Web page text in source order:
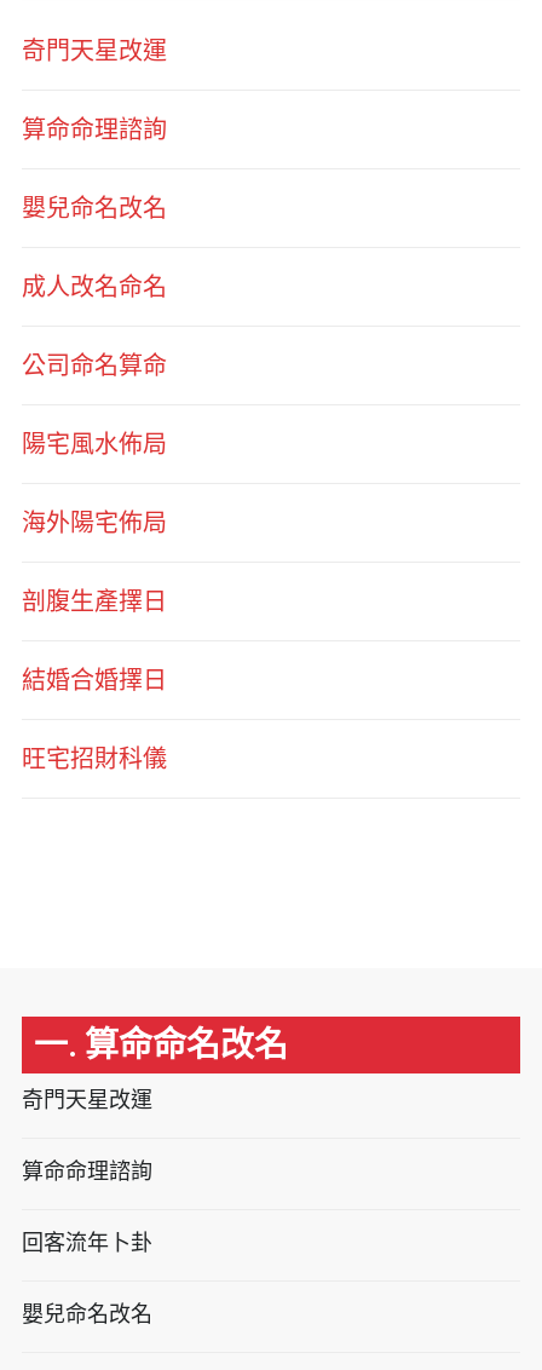
奇門天星改運
算命命理諮詢
嬰兒命名改名
成人改名命名
公司命名算命
陽宅風水佈局
海外陽宅佈局
剖腹生產擇日
結婚合婚擇日
旺宅招財科儀
一. 算命命名改名
奇門天星改運
算命命理諮詢
回客流年卜卦
嬰兒命名改名